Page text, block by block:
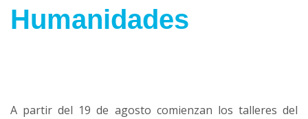
Humanidades
A partir del 19 de agosto comienzan los talleres del